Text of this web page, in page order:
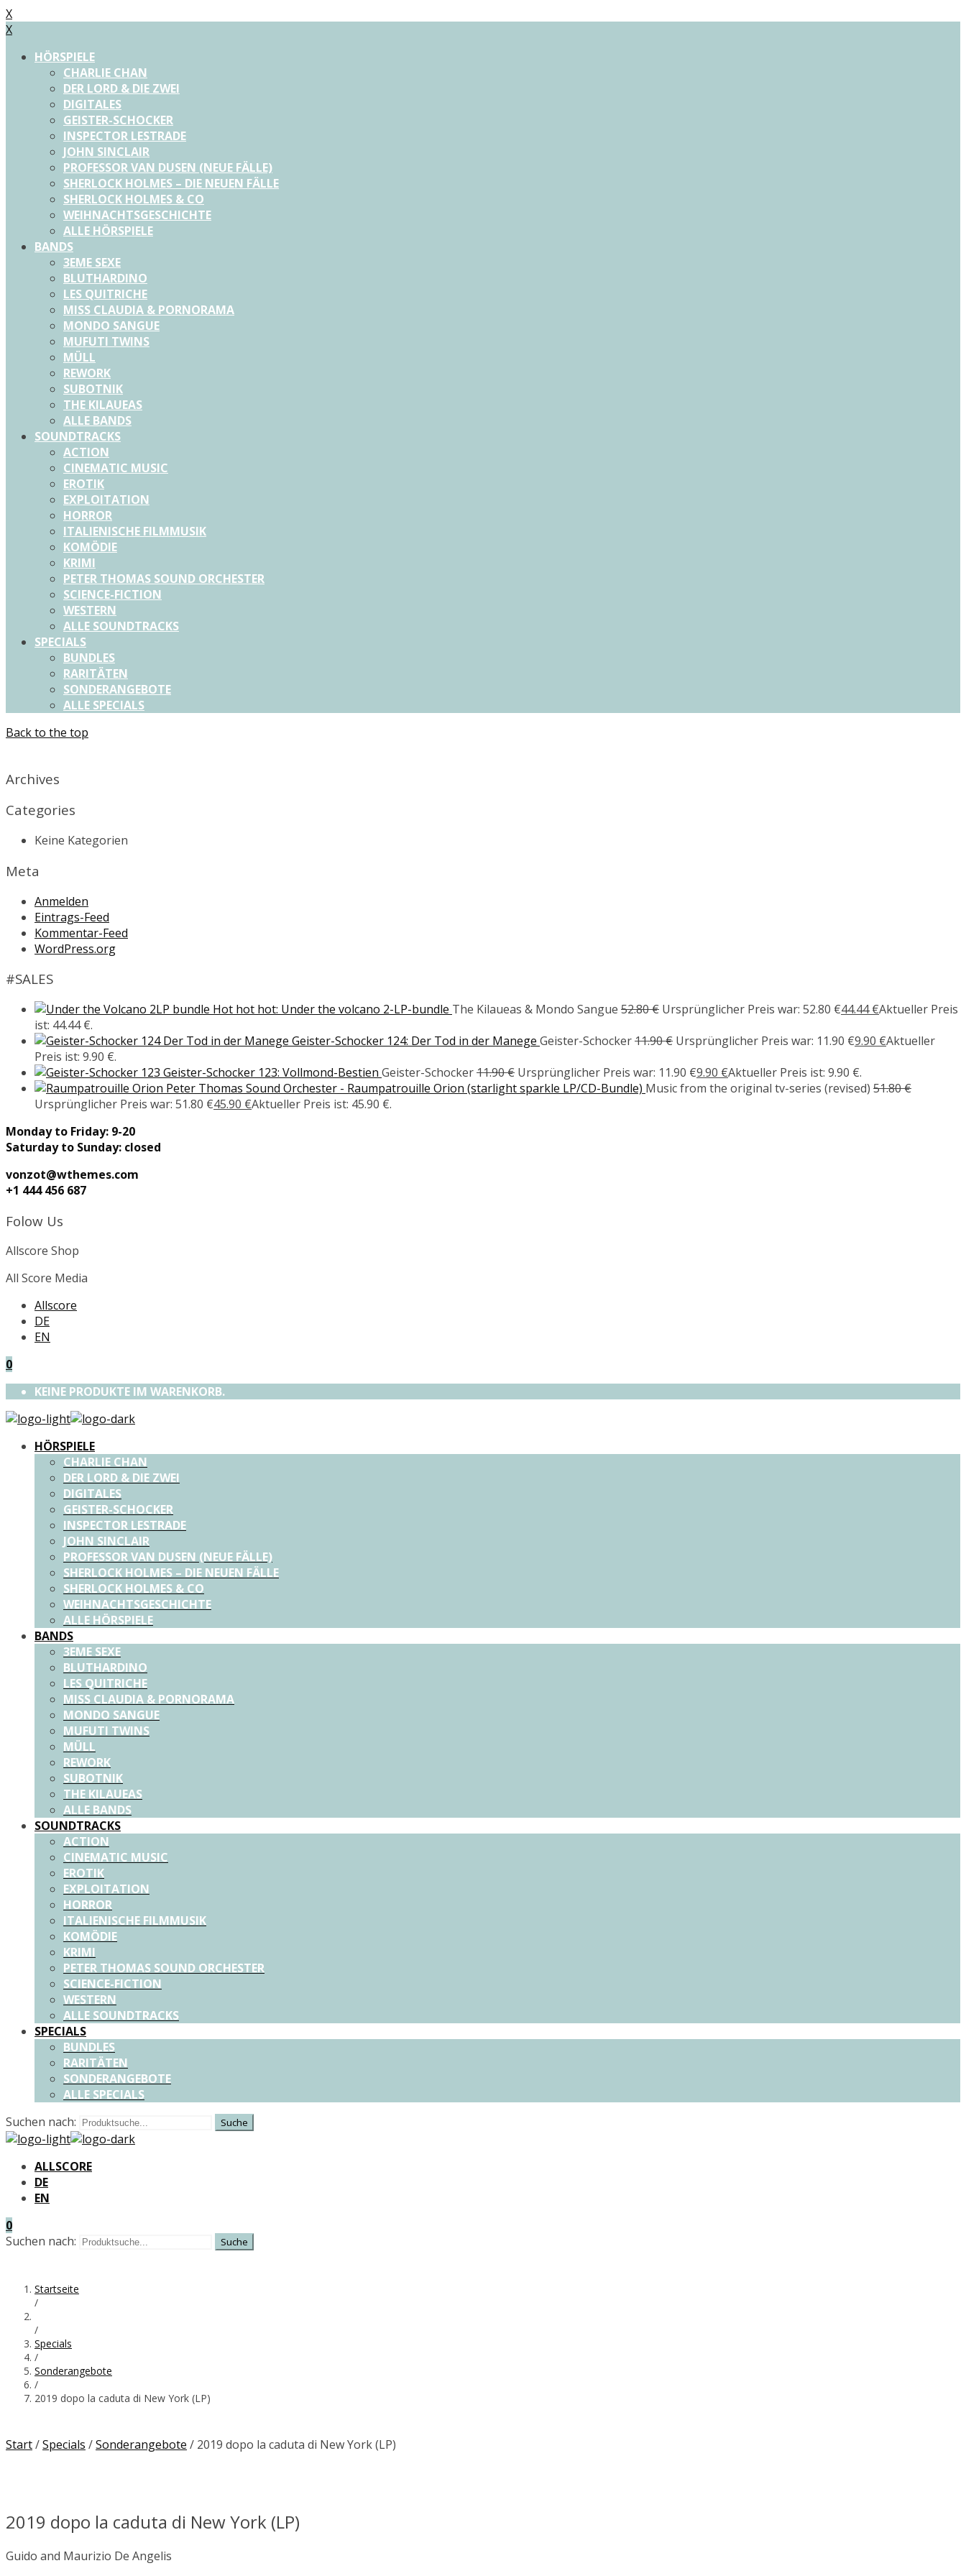
X
X
HÖRSPIELE
CHARLIE CHAN
DER LORD & DIE ZWEI
DIGITALES
GEISTER-SCHOCKER
INSPECTOR LESTRADE
JOHN SINCLAIR
PROFESSOR VAN DUSEN (NEUE FÄLLE)
SHERLOCK HOLMES – DIE NEUEN FÄLLE
SHERLOCK HOLMES & CO
WEIHNACHTSGESCHICHTE
ALLE HÖRSPIELE
BANDS
3EME SEXE
BLUTHARDINO
LES QUITRICHE
MISS CLAUDIA & PORNORAMA
MONDO SANGUE
MUFUTI TWINS
MÜLL
REWORK
SUBOTNIK
THE KILAUEAS
ALLE BANDS
SOUNDTRACKS
ACTION
CINEMATIC MUSIC
EROTIK
EXPLOITATION
HORROR
ITALIENISCHE FILMMUSIK
KOMÖDIE
KRIMI
PETER THOMAS SOUND ORCHESTER
SCIENCE-FICTION
WESTERN
ALLE SOUNDTRACKS
SPECIALS
BUNDLES
RARITÄTEN
SONDERANGEBOTE
ALLE SPECIALS
Back to the top
Archives
Categories
Keine Kategorien
Meta
Anmelden
Eintrags-Feed
Kommentar-Feed
WordPress.org
#SALES
Hot hot hot: Under the volcano 2-LP-bundle The Kilaueas & Mondo Sangue 52.80€ Ursprünglicher Preis war: 52.80 €44.44€Aktueller Preis
ist: 44.44 €.
Geister-Schocker 124: Der Tod in der Manege Geister-Schocker11.90€ Ursprünglicher Preis war: 11.90 €9.90 €Aktueller
Preis ist: 9.90 €.
Geister-Schocker 123: Vollmond-Bestien Geister-Schocker11.90€ Ursprünglicher Preis war: 11.90 €9.90 €Aktueller Preis ist: 9.90 €.
Peter Thomas Sound Orchester - Raumpatrouille Orion (starlight sparkle LP/CD-Bundle) Music from the original tv-series (revised) 51.80€
Ursprünglicher Preis war: 51.80 €45.90 €Aktueller Preis ist: 45.90 €.
Monday to Friday: 9-20
Saturday to Sunday: closed
vonzot@wthemes.com
+1 444 456 687
Folow Us
Allscore Shop
All Score Media
Allscore
DE
EN
0
KEINE PRODUKTE IM WARENKORB.
HÖRSPIELE
CHARLIE CHAN
DER LORD & DIE ZWEI
DIGITALES
GEISTER-SCHOCKER
INSPECTOR LESTRADE
JOHN SINCLAIR
PROFESSOR VAN DUSEN (NEUE FÄLLE)
SHERLOCK HOLMES – DIE NEUEN FÄLLE
SHERLOCK HOLMES & CO
WEIHNACHTSGESCHICHTE
ALLE HÖRSPIELE
BANDS
3EME SEXE
BLUTHARDINO
LES QUITRICHE
MISS CLAUDIA & PORNORAMA
MONDO SANGUE
MUFUTI TWINS
MÜLL
REWORK
SUBOTNIK
THE KILAUEAS
ALLE BANDS
SOUNDTRACKS
ACTION
CINEMATIC MUSIC
EROTIK
EXPLOITATION
HORROR
ITALIENISCHE FILMMUSIK
KOMÖDIE
KRIMI
PETER THOMAS SOUND ORCHESTER
SCIENCE-FICTION
WESTERN
ALLE SOUNDTRACKS
SPECIALS
BUNDLES
RARITÄTEN
SONDERANGEBOTE
ALLE SPECIALS
Suchen nach:
ALLSCORE
DE
EN
0
Suchen nach:
Startseite
/
/
Specials
/
Sonderangebote
/
2019 dopo la caduta di New York (LP)
Start/Specials /Sonderangebote / 2019 dopo la caduta di New York (LP)
2019 dopo la caduta di New York (LP)
Guido and Maurizio De Angelis